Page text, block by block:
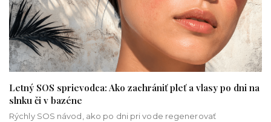
Letný SOS sprievodca: Ako zachrániť pleť a vlasy po dni na
slnku či v bazéne
Rýchly SOS návod, ako po dni pri vode regenerovať